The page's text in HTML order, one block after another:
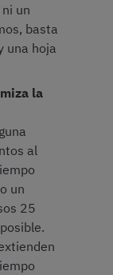
un
basta
una hoja
la
al
un
25